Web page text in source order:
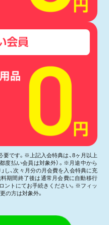
です。※上記入会特典は、8ヶ月以上
度払い会員は対象外）。※月途中から
し、次々月分の月会費を入会特典に充
期間終了後は通常月会費に自動移行
ントにてお手続きください。※フィッ
の方は対象外。